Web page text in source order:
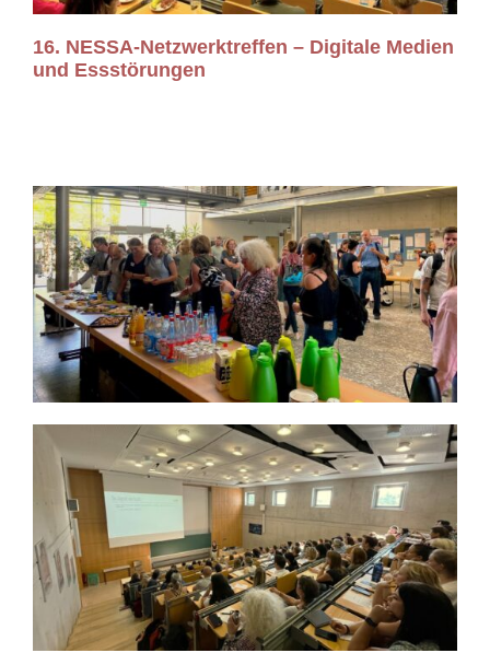
16. NESSA-Netzwerktreffen – Digitale Medien
und Essstörungen